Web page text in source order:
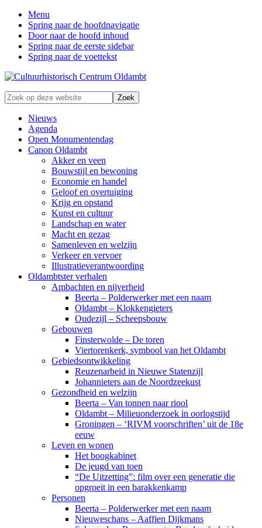
Menu
Spring naar de hoofdnavigatie
Door naar de hoofd inhoud
Spring naar de eerste sidebar
Spring naar de voettekst
Zonder
verleden
geen
toekomst
Zoek
op
deze
website
Nieuws
Agenda
Open Monumentendag
Canon Oldambt
Akker en veen
Bouwstijl en bewoning
Economie en handel
Geloof en overtuiging
Krijg en opstand
Kunst en cultuur
Landschap en water
Macht en gezag
Samenleven en welzijn
Verkeer en vervoer
Illustratieverantwoording
Oldambtster verhalen
Ambachten en nijverheid
Beerta – Polderwerker met een naam
Oldambt – Klokkengieters
Oudezijl – Scheepsbouw
Gebouwen
Finsterwolde – De toren
Viertorenkerk, symbool van het Oldambt
Gebiedsontwikkeling
Reuzenarbeid in Nieuwe Statenzijl
Johannieters aan de Noordzeekust
Gezondheid en welzijn
Beerta – Van tonnen naar riool
Oldambt – Milieuonderzoek in oorlogstijd
Groningen – ‘RIVM voorschriften’ uit de 18e
eeuw
Leven en wonen
Het boogkabinet
De jeugd van toen
“De Uitzetting”: film over een generatie die
opgroeit in een barakkenkamp
Personen
Beerta – Polderwerker met een naam
Nieuweschans – Aaffien Dijkmans